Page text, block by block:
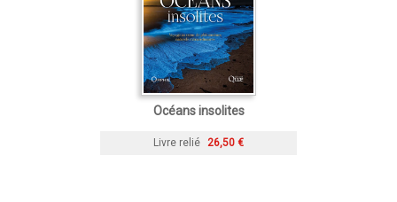
Océans insolites
Livre relié 26,50 €